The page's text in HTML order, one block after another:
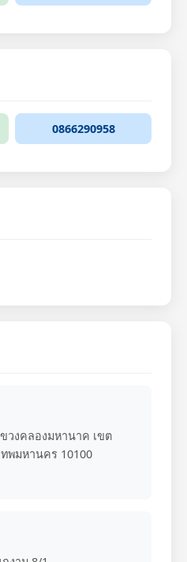
0866290958
วงคลองมหานาค เขต
พมหานคร 10100